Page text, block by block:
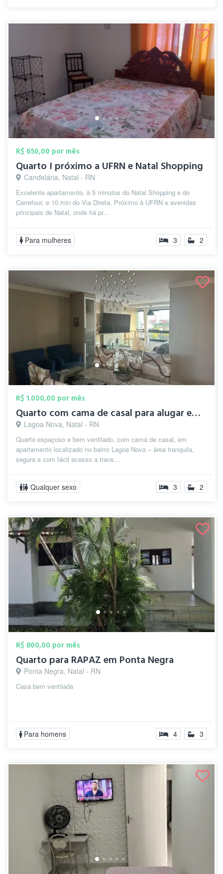
R$ 650,00 por mês
Quarto I próximo a UFRN e Natal Shopping
Candelária, Natal - RN
Excelente apartamento, à 5 minutos do Natal Shopping e do
Carrefour, e 10 min do Via Direta. Próximo à UFRN e avenidas
principais de Natal, onde há pr...
Para mulheres 3 2
R$ 1.000,00 por mês
Quarto com cama de casal para alugar em ...
Lagoa Nova, Natal - RN
Quarto espaçoso e bem ventilado, com cama de casal, em
apartamento localizado no bairro Lagoa Nova – área tranquila,
segura e com fácil acesso a trans...
Qualquer sexo 3 2
R$ 800,00 por mês
Quarto para RAPAZ em Ponta Negra
Ponta Negra, Natal - RN
Casa bem ventilada
Para homens 4 3